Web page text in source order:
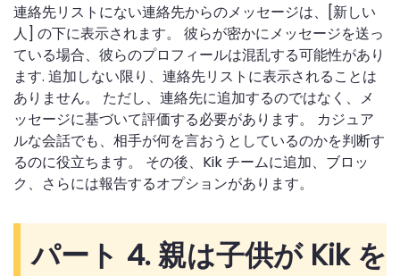
連絡先リストにない連絡先からのメッセージは、[新しい
人] の下に表示されます。 彼らが密かにメッセージを送っ
ている場合、彼らのプロフィールは混乱する可能性があり
ます. 追加しない限り、連絡先リストに表示されることは
ありません。 ただし、連絡先に追加するのではなく、メ
ッセージに基づいて評価する必要があります。 カジュア
ルな会話でも、相手が何を言おうとしているのかを判断す
るのに役立ちます。 その後、Kik チームに追加、ブロッ
ク、さらには報告するオプションがあります。
パート 4. 親は子供が Kik を